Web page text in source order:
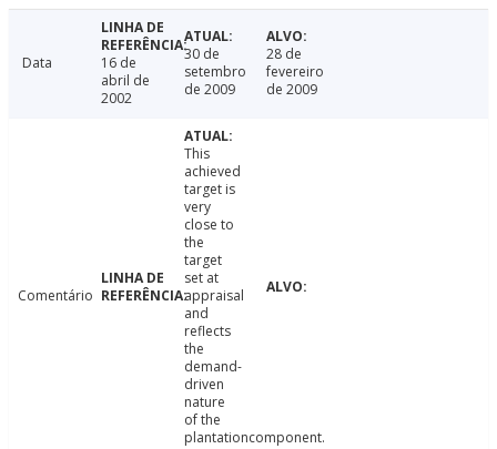
Data
16 de
abril de
2002
30 de
setembro
de 2009
28 de
fevereiro
de 2009
Comentário
This
achieved
target is
very
close to
the
target
set at
appraisal
and
reflects
the
demand-
driven
nature
of the
plantationcomponent.